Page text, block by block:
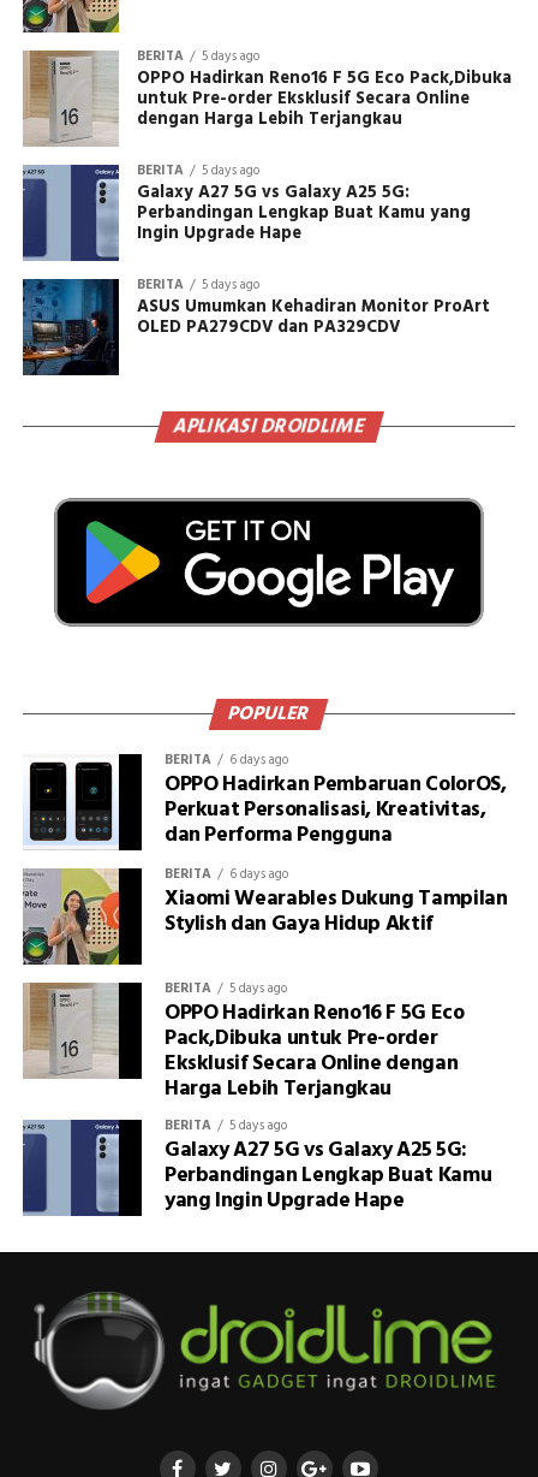
BERITA 5 days ago
OPPO Hadirkan Reno16 F 5G Eco Pack,Dibuka
untuk Pre-order Eksklusif Secara Online
dengan Harga Lebih Terjangkau
BERITA 5 days ago
Galaxy A27 5G vs Galaxy A25 5G:
Perbandingan Lengkap Buat Kamu yang
Ingin Upgrade Hape
BERITA 5 days ago
ASUS Umumkan Kehadiran Monitor ProArt
OLED PA279CDV dan PA329CDV
APLIKASI DROIDLIME
POPULER
BERITA 6 days ago
OPPO Hadirkan Pembaruan ColorOS,
Perkuat Personalisasi, Kreativitas,
dan Performa Pengguna
BERITA 6 days ago
Xiaomi Wearables Dukung Tampilan
Stylish dan Gaya Hidup Aktif
BERITA 5 days ago
OPPO Hadirkan Reno16 F 5G Eco
Pack,Dibuka untuk Pre-order
Eksklusif Secara Online dengan
Harga Lebih Terjangkau
BERITA 5 days ago
Galaxy A27 5G vs Galaxy A25 5G:
Perbandingan Lengkap Buat Kamu
yang Ingin Upgrade Hape